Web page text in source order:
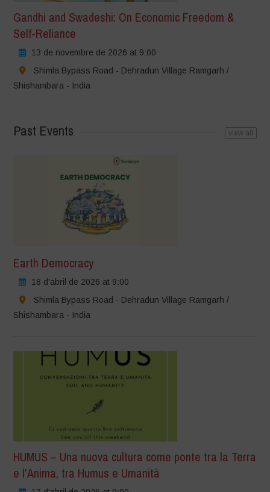
Gandhi and Swadeshi: On Economic Freedom &
Self-Reliance
13 de novembre de 2026 at 9:00
Shimla Bypass Road - Dehradun Village Ramgarh /
Shishambara - India
Past Events view all
Earth Democracy
18 d'abril de 2026 at 9:00
Shimla Bypass Road - Dehradun Village Ramgarh /
Shishambara - India
HUMUS – Una nuova cultura come ponte tra la Terra
e l’Anima, tra Humus e Umanità